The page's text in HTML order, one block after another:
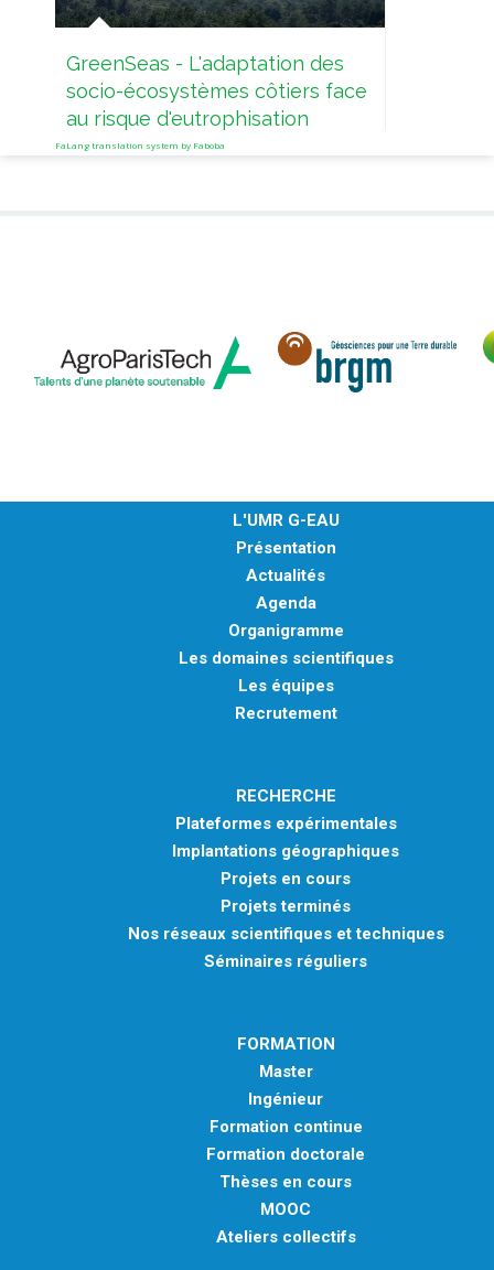
GreenSeas - L'adaptation des
socio-écosystèmes côtiers face
au risque d'eutrophisation
FaLang translation system by Faboba
L'UMR G-EAU
Présentation
Actualités
Agenda
Organigramme
Les domaines scientifiques
Les équipes
Recrutement
RECHERCHE
Plateformes expérimentales
Implantations géographiques
Projets en cours
Projets terminés
Nos réseaux scientifiques et techniques
Séminaires réguliers
FORMATION
Master
Ingénieur
Formation continue
Formation doctorale
Thèses en cours
MOOC
Ateliers collectifs